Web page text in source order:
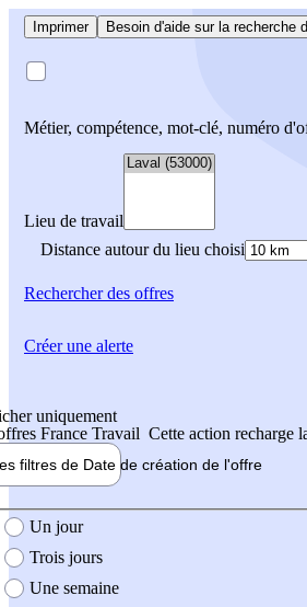
Imprimer Besoin d'aide sur la recherche
Métier, compétence, mot-clé, numéro
Lieu de travail
Distance autour du lieu choisi
Rechercherdes offres
uniquement
France Travail Cette action recharge
filtres de Date de création de l'offre
création de l'offre
Un jour
Trois jours
Une semaine
Créer une alerte